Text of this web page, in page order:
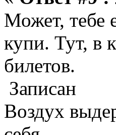
Может, тебе
купи. Тут, в
билетов.
Записан
Воздух